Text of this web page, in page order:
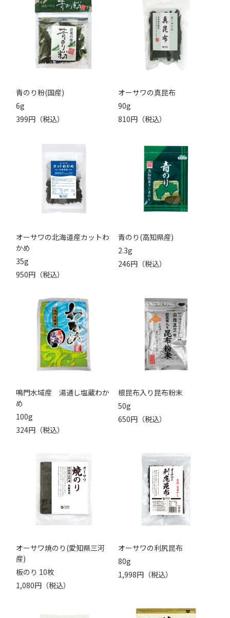
青のり粉(国産)
6g
399円（税込）
オーサワの真昆布
90g
810円（税込）
オーサワの北海道産カットわ
かめ
35g
950円（税込）
青のり(高知県産)
2.3g
246円（税込）
鳴門水域産 湯通し塩蔵わか
め
100g
324円（税込）
根昆布入り昆布粉末
50g
650円（税込）
オーサワ焼のり(愛知県三河
産)
板のり 10枚
1,080円（税込）
オーサワの利尻昆布
80g
1,998円（税込）